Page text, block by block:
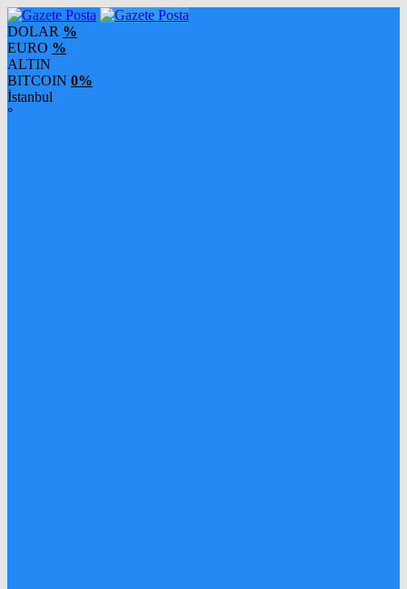
DOLAR %
EURO %
ALTIN
BITCOIN 0%
İstanbul
°